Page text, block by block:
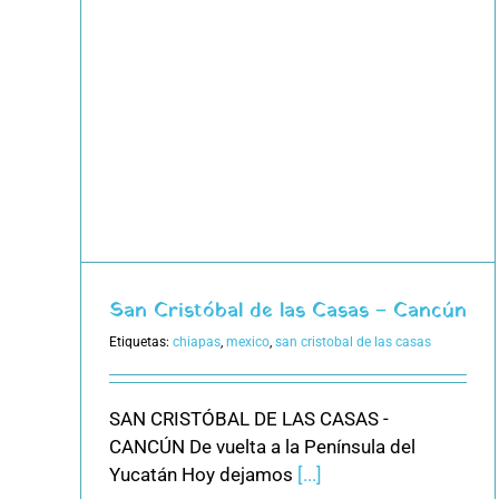
San Cristóbal de las Casas – Cancún
Etiquetas: chiapas, mexico, san cristobal de las casas
SAN CRISTÓBAL DE LAS CASAS -
CANCÚN De vuelta a la Península del
Yucatán Hoy dejamos [...]